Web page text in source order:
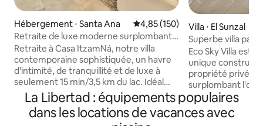
Hébergement ⋅ Santa Ana Évaluation moyenne sur la
4,85 (150)
Retraite de luxe moderne surplombant
le lac Coatepeque
Retraite à Casa ItzamNá, notre villa
contemporaine sophistiquée, un havre
d'intimité, de tranquillité et de luxe à
seulement 15 min/3,5 km du lac. Idéal
pour 12 personnes, il offre une vue
imprenable sur le lac, des intérieurs
spacieux et des équipements haut de
Villa ⋅ El Sunzal
Superbe villa
l'océan
Eco Sky Villa est
unique
propriété privée
surplombant
apprécierez les
sommet de la
terrasse flottante
La Libertad : équipements populaires
dans les locations de vacances avec